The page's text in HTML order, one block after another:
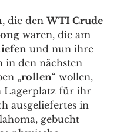
, die den WTI Crude
waren, die am
und nun ihre
in den nächsten
„rollen“ wollen,
Lagerplatz für ihr
ausgeliefertes in
gebucht